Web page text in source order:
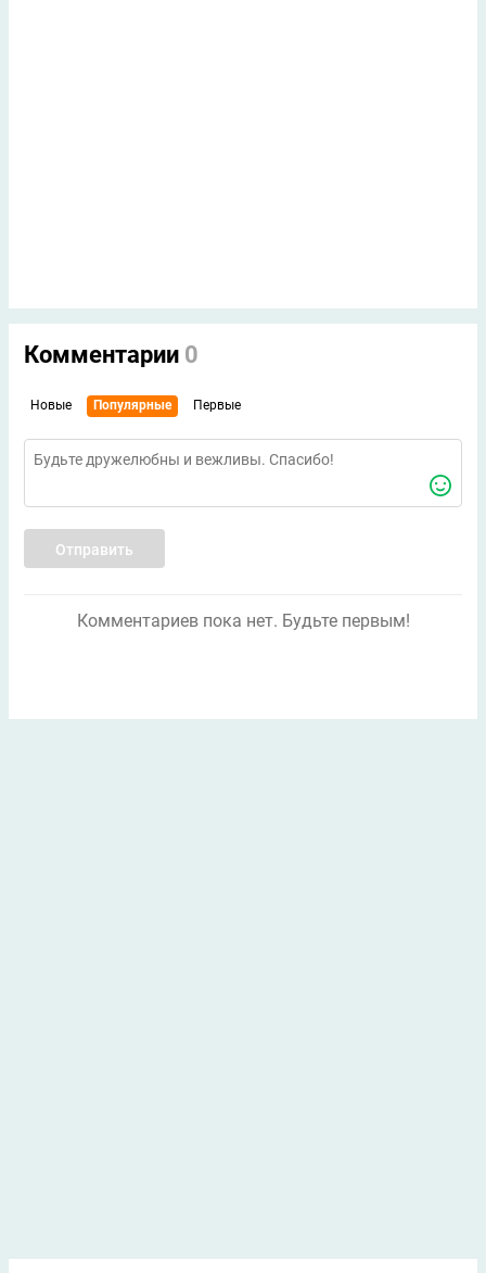
Комментарии 0
Новые Популярные Первые
Отправить
Комментариев пока нет. Будьте первым!